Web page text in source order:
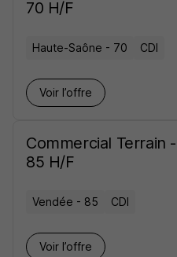
70 H/F
Haute-Saône - 70 CDI
Voir l’offre
Commercial Terrain
85 H/F
Vendée - 85 CDI
Voir l’offre